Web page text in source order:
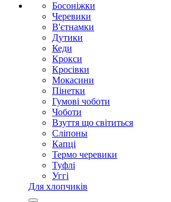
Босоніжки
Черевики
В'єтнамки
Дутики
Кеди
Крокси
Кросівки
Мокасини
Пінетки
Гумові чоботи
Чоботи
Взуття що світиться
Сліпоны
Капці
Термо черевики
Туфлі
Уггі
Для хлопчиків